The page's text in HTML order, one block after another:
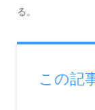
る。
この記